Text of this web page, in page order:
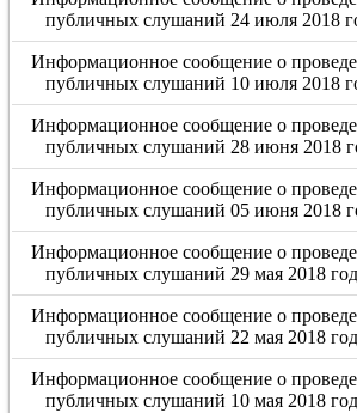
публичных слушаний 24 июля 2018
Информационное сообщение о
публичных слушаний 10 июля 2018
Информационное сообщение о
публичных слушаний 28 июня 2018
Информационное сообщение о
публичных слушаний 05 июня 2018
Информационное сообщение о
публичных слушаний 29 мая 2018
Информационное сообщение о
публичных слушаний 22 мая 2018
Информационное сообщение о
публичных слушаний 10 мая 2018